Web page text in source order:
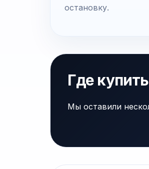
остановку.
Где
Мы оставили